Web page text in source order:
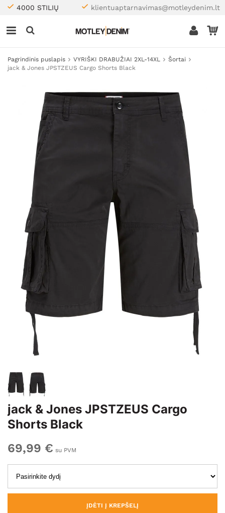
4000 STILIŲ klientuaptarnavimas@motleydenim.lt
Pagrindinis puslapis VYRIŠKI DRABUŽIAI 2XL-14XL
Šortai
jack & Jones JPSTZEUS Cargo Shorts Black
jack & Jones JPSTZEUS Cargo
Shorts Black
69,99 € su PVM
ĮDĖTI Į KREPŠELĮ